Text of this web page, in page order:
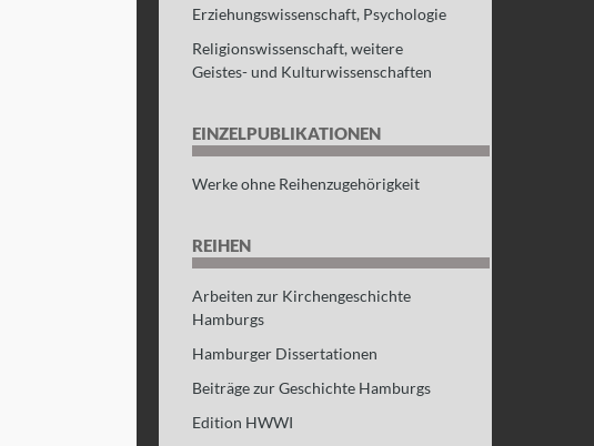
Erziehungswissenschaft, Psychologie
Religionswissenschaft, weitere
Geistes- und Kulturwissenschaften
EINZELPUBLIKATIONEN
Werke ohne Reihenzugehörigkeit
REIHEN
Arbeiten zur Kirchengeschichte
Hamburgs
Hamburger Dissertationen
Beiträge zur Geschichte Hamburgs
Edition HWWI